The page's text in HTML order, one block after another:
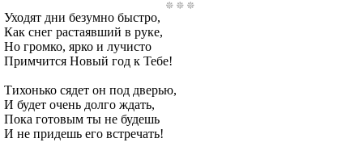
Уходят дни безумно быстро,
Как снег растаявший в руке,
Но громко, ярко и лучисто
Примчится Новый год к Тебе!
Тихонько сядет он под дверью,
И будет очень долго ждать,
Пока готовым ты не будешь
И не придешь его встречать!